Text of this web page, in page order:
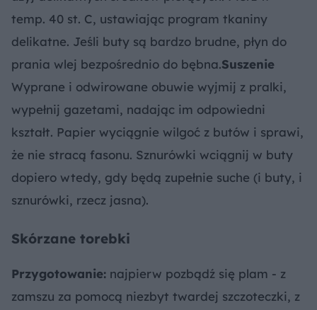
temp. 40 st. C, ustawiając program tkaniny
delikatne. Jeśli buty są bardzo brudne, płyn do
prania wlej bezpośrednio do bębna.Suszenie
Wyprane i odwirowane obuwie wyjmij z pralki,
wypełnij gazetami, nadając im odpowiedni
kształt. Papier wyciągnie wilgoć z butów i sprawi,
że nie stracą fasonu. Sznurówki wciągnij w buty
dopiero wtedy, gdy będą zupełnie suche (i buty, i
sznurówki, rzecz jasna).
Skórzane torebki
Przygotowanie: najpierw pozbądź się plam - z
zamszu za pomocą niezbyt twardej szczoteczki, z